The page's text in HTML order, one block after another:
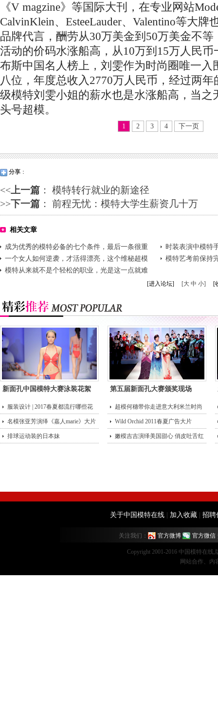
《V magzine》等国际大刊，在专业网站
CalvinKlein、EsteeLauder、Valentino等大
品牌代言，酬劳从30万美金到50万美金不
活动的价码水涨船高，从10万到15万人民币
布斯中国名人榜上，刘雯作为时尚圈唯一入
八位，年度总收入2770万人民币，经过两
级模特刘雯小姐的薪水也是水涨船高，当之
头号超模。
1 2 3 4 下一页
分享 ：
<<上一篇 ： 模特转行就业的新途径
>>下一篇 ： 前程无忧：模特大学生薪资几十万
相关文章
成为优秀的模特必备的七个条件，最后一条很重
要
时装表演中模特
一个女人如何逆袭，才活得漂亮，这个维秘超模
又赢了!
模特艺考前保持
模特从来就不是个轻松的职业，光是这一点就难
[进入论坛] [大 中 小] [
新面孔中国模特大赛泳装花絮 第五届新面孔大赛颁奖现场
服装设计 | 2017春夏都流行哪些花
型？
超模何穗带你走进意大利米兰时尚
街头
名模张亚芳演绎《嘉人marie》大片 Wild Orchid 2011春夏广告大片
排球运动装的日本妹 嫩模吉吉演绎美国甜心 俏皮吐舌红
关于中国模特在线 加入收藏 招聘
关注我们： 官方微博 官方微信
Copyright 2001-2016 中国模特在线
网站合作、内